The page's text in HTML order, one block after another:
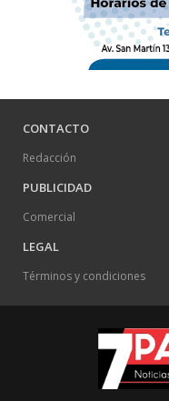
CONTACTO
Redacción
PUBLICIDAD
Comercial
LEGAL
Términos y condiciones